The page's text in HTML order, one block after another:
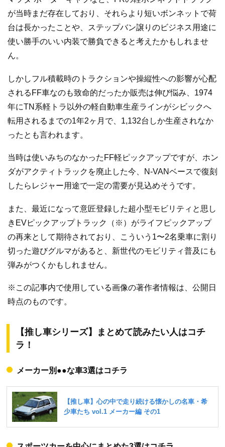
が当時まだ存在しており、それらより短いボンネットで荷
台は長かったことや、ステップバン譲りのビジネス用途に
使い勝手のいい内装で勝負できると考えたかもしれませ
ん。
しかしフル積載時のトラクションや操縦性への影響が心配
されるFF車なのも致命的だったか販売は伸び悩み、1974
年にTN系軽トラ以外の軽自動車生産ラインがシビックへ
転用されるまでの1年2ヶ月で、1,132台しか生産されなか
ったとも言われます。
当時は使いみちのなかったFF軽ピックアップですが、ホン
ダがアクティトラックを廃止した今、N-VANベースで復刻
したらレジャー用途で一定の需要が見込めそうです。
また、最近になって意匠登録した超小型モビリティと思し
きEVピックアップトラック（※）がライフピックアップ
の再来として期待されており、こういう1〜2名乗車に割り
切った遊びグルマがあると、新世代のモビリティ普及にも
弾みがつくかもしれません。
※この記事内で使用している画像の著作者情報は、公開日
時点のものです。
【推し車シリーズ】まとめて読みたい人はコチ
ラ！
メーカー別●●な車3選はコチラ